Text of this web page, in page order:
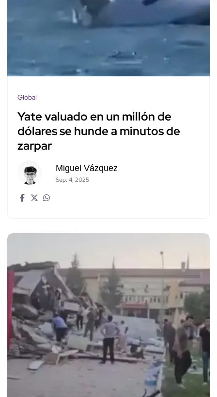
Global
Yate valuado en un millón de
dólares se hunde a minutos de
zarpar
Miguel Vázquez
Sep. 4, 2025